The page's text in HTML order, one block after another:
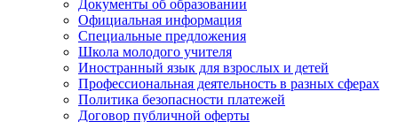
Документы об образовании
Официальная информация
Специальные предложения
Школа молодого учителя
Иностранный язык для взрослых и детей
Профессиональная деятельность в разных сферах
Политика безопасности платежей
Договор публичной оферты